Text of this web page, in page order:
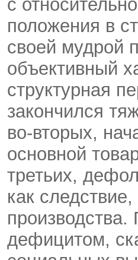
с
положения в
своей мудрой
объективный
структурная
закончился
во-вторых,
основной
третьих,
как
дефицитом,